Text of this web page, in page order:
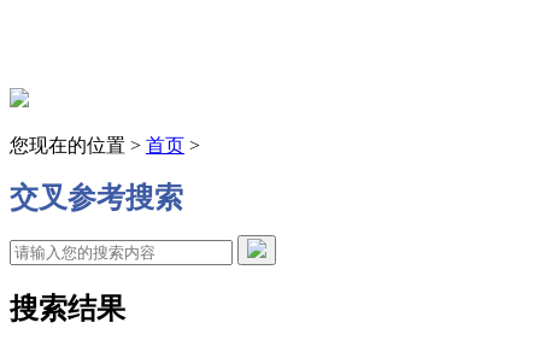
您现在的位置 > 首页 >
交叉参考搜索
搜索结果